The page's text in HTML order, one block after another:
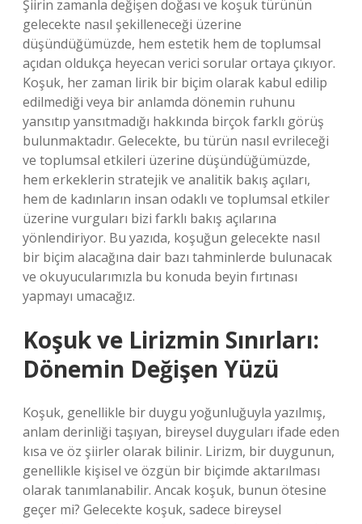
Şiirin zamanla değişen doğası ve koşuk türünün
gelecekte nasıl şekilleneceği üzerine
düşündüğümüzde, hem estetik hem de toplumsal
açıdan oldukça heyecan verici sorular ortaya çıkıyor.
Koşuk, her zaman lirik bir biçim olarak kabul edilip
edilmediği veya bir anlamda dönemin ruhunu
yansıtıp yansıtmadığı hakkında birçok farklı görüş
bulunmaktadır. Gelecekte, bu türün nasıl evrileceği
ve toplumsal etkileri üzerine düşündüğümüzde,
hem erkeklerin stratejik ve analitik bakış açıları,
hem de kadınların insan odaklı ve toplumsal etkiler
üzerine vurguları bizi farklı bakış açılarına
yönlendiriyor. Bu yazıda, koşuğun gelecekte nasıl
bir biçim alacağına dair bazı tahminlerde bulunacak
ve okuyucularımızla bu konuda beyin fırtınası
yapmayı umacağız.
Koşuk ve Lirizmin Sınırları:
Dönemin Değişen Yüzü
Koşuk, genellikle bir duygu yoğunluğuyla yazılmış,
anlam derinliği taşıyan, bireysel duyguları ifade eden
kısa ve öz şiirler olarak bilinir. Lirizm, bir duygunun,
genellikle kişisel ve özgün bir biçimde aktarılması
olarak tanımlanabilir. Ancak koşuk, bunun ötesine
geçer mi? Gelecekte koşuk, sadece bireysel